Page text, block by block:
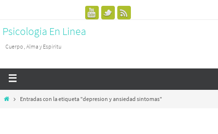
Psicologia En Linea
Cuerpo , Alma y Espiritu
Entradas con la etiqueta "depresion y ansiedad sintomas"